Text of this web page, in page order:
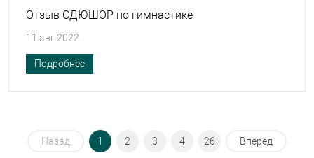
Отзыв СДЮШОР по гимнастике
11.авг.2022
Подробнее
Назад 1 2 3 4 26 Вперед